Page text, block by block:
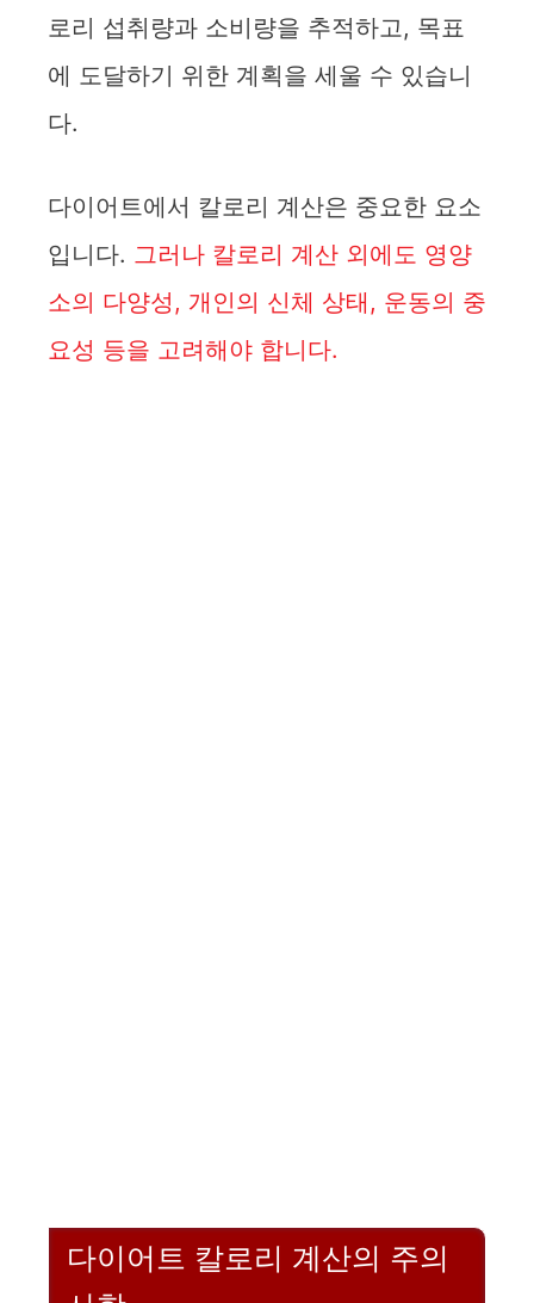
로리 섭취량과 소비량을 추적하고, 목표
에 도달하기 위한 계획을 세울 수 있습니
다.
다이어트에서 칼로리 계산은 중요한 요소
입니다. 그러나 칼로리 계산 외에도 영양
소의 다양성, 개인의 신체 상태, 운동의 중
요성 등을 고려해야 합니다.
다이어트 칼로리 계산의 주의